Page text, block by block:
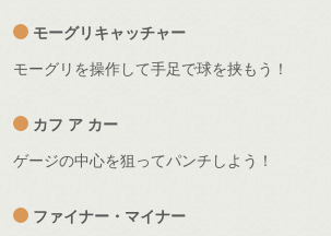
モーグリキャッチャー
モーグリを操作して手足で球を挟もう！
カフ ア カー
ゲージの中心を狙ってパンチしよう！
ファイナー・マイナー